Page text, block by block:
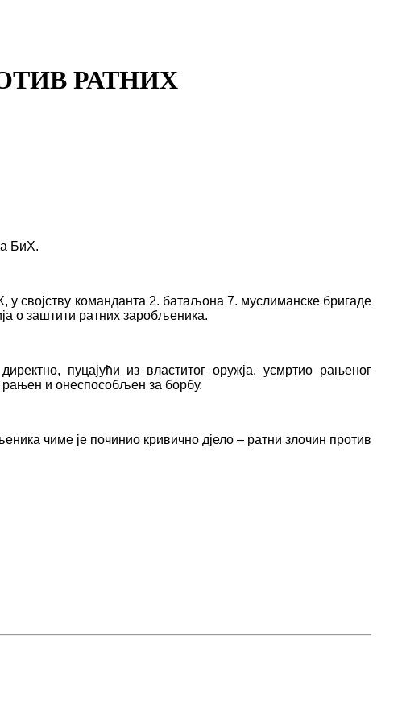
РАТНИХ
БиХ.
у својству команданта 2. батаљона 7. муслиманске бригаде
о заштити ратних заробљеника.
пуцајући из властитог оружја, усмртио рањеног
рањен и онеспособљен за борбу.
чиме је починио кривично дјело – ратни злочин против